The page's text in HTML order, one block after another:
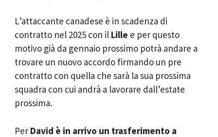
L’attaccante canadese è in scadenza di
contratto nel 2025 con il Lille e per questo
motivo già da gennaio prossimo potrà andare a
trovare un nuovo accordo firmando un pre
contratto con quella che sarà la sua prossima
squadra con cui andrà a lavorare dall’estate
prossima.
Per David è in arrivo un trasferimento a